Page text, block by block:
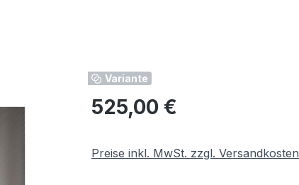
Variante
Regulärer Preis:
525,00 €
Preise inkl. MwSt. zzgl. Versandkosten